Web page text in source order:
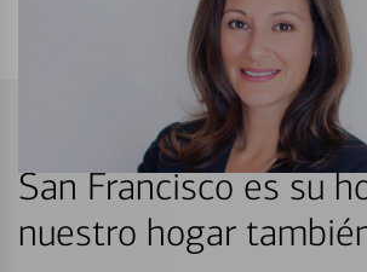
San Francisco es su
nuestro hogar